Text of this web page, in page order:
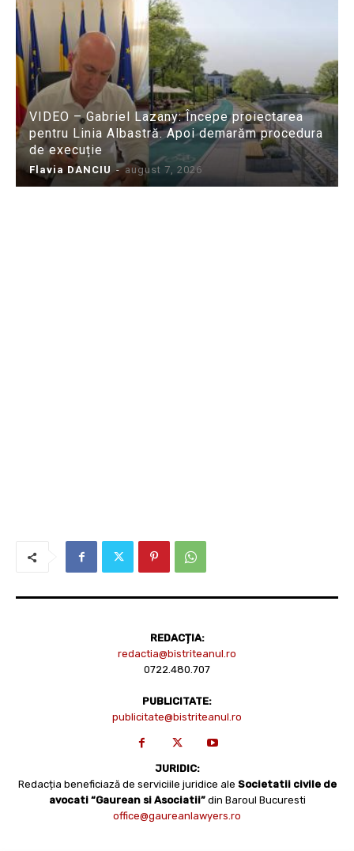
VIDEO – Gabriel Lazany: Începe proiectarea
pentru Linia Albastră. Apoi demarăm procedura
de execuție
Flavia DANCIU - august 7, 2026
REDACȚIA:
redactia@bistriteanul.ro
0722.480.707
PUBLICITATE:
publicitate@bistriteanul.ro
JURIDIC:
Redacția beneficiază de serviciile juridice ale Societatii civile de
avocati “Gaurean si Asociatii” din Baroul Bucuresti
office@gaureanlawyers.ro